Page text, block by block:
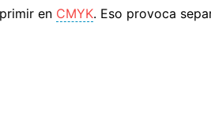
en CMYK. Eso provoca